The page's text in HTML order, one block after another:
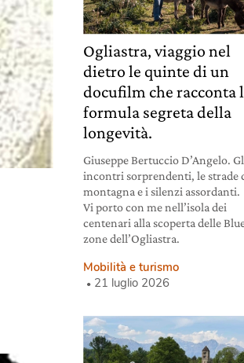
Ogliastra, viaggio nel
dietro le quinte di un
docufilm che racconta
formula segreta della
longevità.
Giuseppe Bertuccio D’Angelo.
incontri sorprendenti, le strade
montagna e i silenzi assordanti.
Vi porto con me nell’isola dei
centenari alla scoperta delle
zone dell’Ogliastra.
Mobilità e turismo
21 luglio 2026